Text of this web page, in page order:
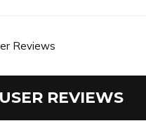
Reviews
USER REVIEWS